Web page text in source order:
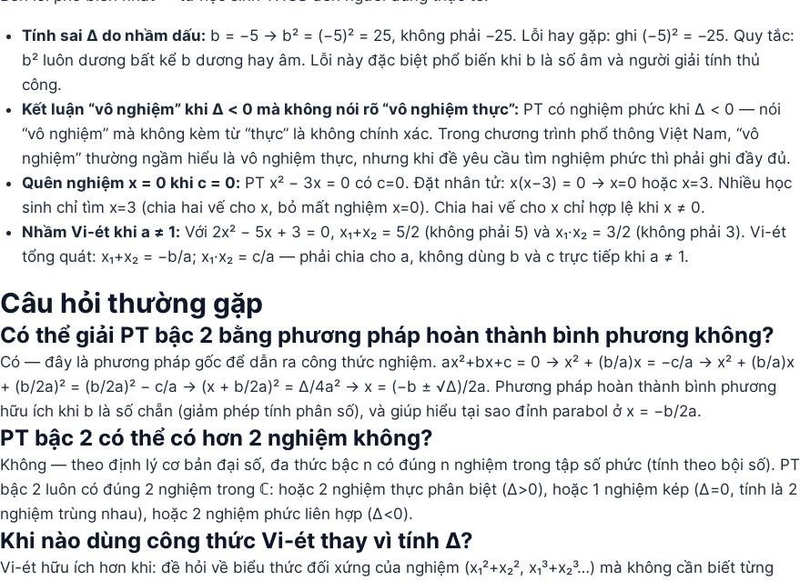
Tính sai Δ do nhầm dấu: b = −5 → b² = (−5)² = 25, không phải −25. Lỗi hay gặp: ghi (−5)² = −25. Quy tắc:
b² luôn dương bất kể b dương hay âm. Lỗi này đặc biệt phổ biến khi b là số âm và người giải tính thủ
công.
Kết luận “vô nghiệm” khi Δ < 0 mà không nói rõ “vô nghiệm thực”: PT có nghiệm phức khi Δ < 0 — nói
“vô nghiệm” mà không kèm từ “thực” là không chính xác. Trong chương trình phổ thông Việt Nam, “vô
nghiệm” thường ngầm hiểu là vô nghiệm thực, nhưng khi đề yêu cầu tìm nghiệm phức thì phải ghi đầy đủ.
Quên nghiệm x = 0 khi c = 0: PT x² − 3x = 0 có c=0. Đặt nhân tử: x(x−3) = 0 → x=0 hoặc x=3. Nhiều học
sinh chỉ tìm x=3 (chia hai vế cho x, bỏ mất nghiệm x=0). Chia hai vế cho x chỉ hợp lệ khi x ≠ 0.
Nhầm Vi-ét khi a ≠ 1: Với 2x² − 5x + 3 = 0, x₁+x₂ = 5/2 (không phải 5) và x₁·x₂ = 3/2 (không phải 3). Vi-ét
tổng quát: x₁+x₂ = −b/a; x₁·x₂ = c/a — phải chia cho a, không dùng b và c trực tiếp khi a ≠ 1.
Câu hỏi thường gặp
Có thể giải PT bậc 2 bằng phương pháp hoàn thành bình phương không?
Có — đây là phương pháp gốc để dẫn ra công thức nghiệm. ax²+bx+c = 0 → x² + (b/a)x = −c/a → x² + (b/a)x
+ (b/2a)² = (b/2a)² − c/a → (x + b/2a)² = Δ/4a² → x = (−b ± √Δ)/2a. Phương pháp hoàn thành bình phương
hữu ích khi b là số chẵn (giảm phép tính phân số), và giúp hiểu tại sao đỉnh parabol ở x = −b/2a.
PT bậc 2 có thể có hơn 2 nghiệm không?
Không — theo định lý cơ bản đại số, đa thức bậc n có đúng n nghiệm trong tập số phức (tính theo bội số). PT
bậc 2 luôn có đúng 2 nghiệm trong ℂ: hoặc 2 nghiệm thực phân biệt (Δ>0), hoặc 1 nghiệm kép (Δ=0, tính là 2
nghiệm trùng nhau), hoặc 2 nghiệm phức liên hợp (Δ<0).
Khi nào dùng công thức Vi-ét thay vì tính Δ?
Vi-ét hữu ích hơn khi: đề hỏi về biểu thức đối xứng của nghiệm (x₁²+x₂², x₁³+x₂³…) mà không cần biết từng